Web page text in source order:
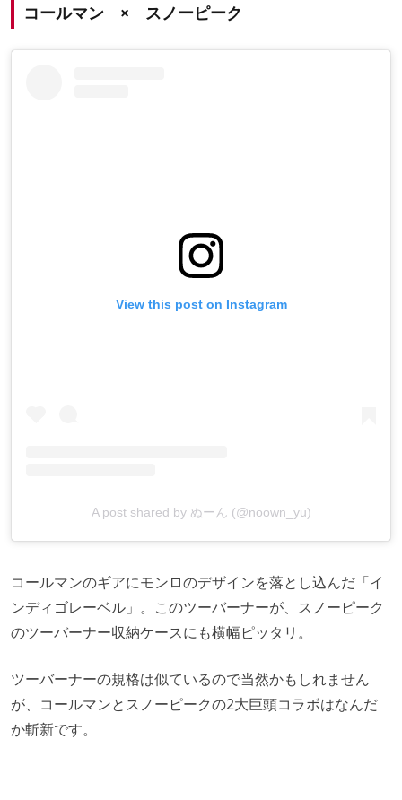
コールマン × スノーピーク
View this post on Instagram
A post shared by ぬーん (@noown_yu)
コールマンのギアにモンロのデザインを落とし込んだ「イ
ンディゴレーベル」。このツーバーナーが、スノーピーク
のツーバーナー収納ケースにも横幅ピッタリ。
ツーバーナーの規格は似ているので当然かもしれません
が、コールマンとスノーピークの2大巨頭コラボはなんだ
か斬新です。